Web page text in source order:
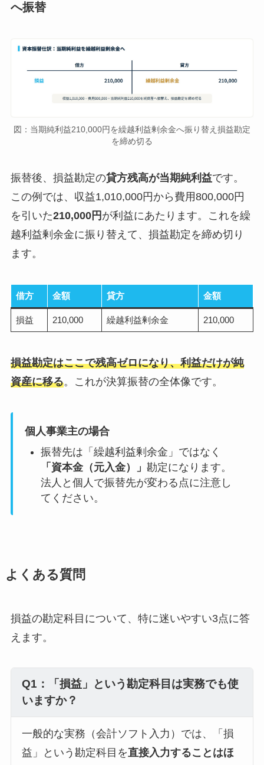
へ振替
図：当期純利益210,000円を繰越利益剰余金へ振り替え損益勘定
を締め切る
振替後、損益勘定の貸方残高が当期純利益です。
この例では、収益1,010,000円から費用800,000円
を引いた210,000円 が利益にあたります。これを繰
越利益剰余金に振り替えて、損益勘定を締め切り
ます。
借方 金額 貸方 金額
損益 210,000 繰越利益剰余金 210,000
損益勘定はここで残高ゼロになり、利益だけが純
資産に移る。これが決算振替の全体像です。
個人事業主の場合
振替先は「繰越利益剰余金」ではなく
「資本金（元入金）」 勘定になります。
法人と個人で振替先が変わる点に注意し
てください。
よくある質問
損益の勘定科目について、特に迷いやすい3点に答
えます。
Q1：「損益」という勘定科目は実務でも使
いますか？
一般的な実務（会計ソフト入力）では、「損
益」という勘定科目を直接入力することはほ